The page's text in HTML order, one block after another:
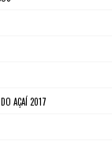
AÇAÍ 2017